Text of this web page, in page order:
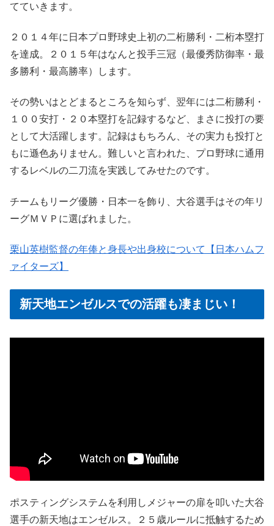
てていきます。
２０１４年に日本プロ野球史上初の二桁勝利・二桁本塁打
を達成。２０１５年はなんと投手三冠（最優秀防御率・最
多勝利・最高勝率）します。
その勢いはとどまるところを知らず、翌年には二桁勝利・
１００安打・２０本塁打を記録するなど、まさに投打の要
として大活躍します。記録はもちろん、その実力も投打と
もに遜色ありません。難しいと言われた、プロ野球に通用
するレベルの二刀流を実践してみせたのです。
チームもリーグ優勝・日本一を飾り、大谷選手はその年リ
ーグＭＶＰに選ばれました。
栗山英樹監督の年俸と身長や出身校について【日本ハムフ
ァイターズ】
新天地エンゼルスでの活躍も凄まじい！
ポスティングシステムを利用しメジャーの扉を叩いた大谷
選手の新天地はエンゼルス。２５歳ルールに抵触するため